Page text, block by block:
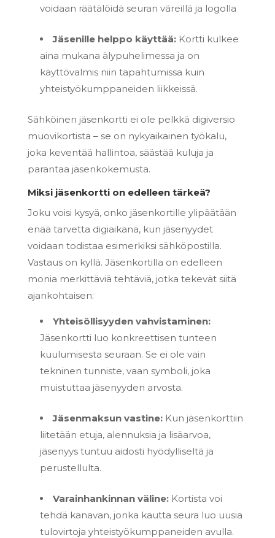
voidaan räätälöidä seuran väreillä ja logolla
Jäsenille helppo käyttää:Kortti kulkee
aina mukana älypuhelimessa ja on
käyttövalmis niin tapahtumissa kuin
yhteistyökumppaneiden liikkeissä.
Sähköinen jäsenkortti ei ole pelkkä digiversio
muovikortista – se on nykyaikainen työkalu,
joka keventää hallintoa, säästää kuluja ja
parantaa jäsenkokemusta.
Miksi jäsenkortti on edelleen tärkeä?
Joku voisi kysyä, onko jäsenkortille ylipäätään
enää tarvetta digiaikana, kun jäsenyydet
voidaan todistaa esimerkiksi sähköpostilla.
Vastaus on kyllä. Jäsenkortilla on edelleen
monia merkittäviä tehtäviä, jotka tekevät siitä
ajankohtaisen:
Yhteisöllisyyden vahvistaminen:
Jäsenkortti luo konkreettisen tunteen
kuulumisesta seuraan. Se ei ole vain
tekninen tunniste, vaan symboli, joka
muistuttaa jäsenyyden arvosta.
Jäsenmaksun vastine:Kun jäsenkorttiin
liitetään etuja, alennuksia ja lisäarvoa,
jäsenyys tuntuu aidosti hyödylliseltä ja
perustellulta.
Varainhankinnan väline:Kortista voi
tehdä kanavan, jonka kautta seura luo uusia
tulovirtoja yhteistyökumppaneiden avulla.